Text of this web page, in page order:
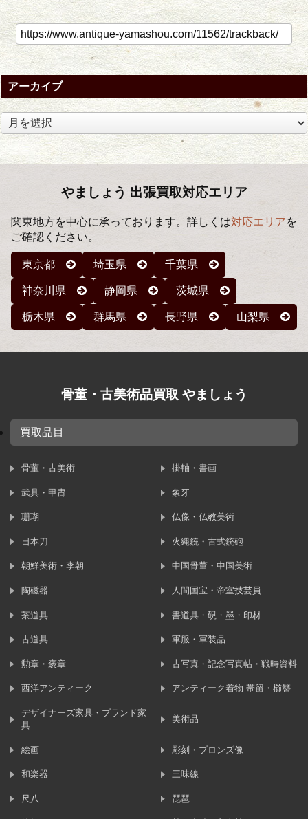
アーカイブ
ア
ー
イ
やましょう 出張買取対応エリア
関東地方を中心に承っております。詳しくは対応エリアを
ご確認ください。
東京都 埼玉県 千葉県
神奈川県 静岡県 茨城県
栃木県 群馬県 長野県 山梨県
骨董・古美術品買取 やましょう
買取品目
骨董・古美術 掛軸・書画
武具・甲冑 象牙
珊瑚 仏像・仏教美術
日本刀 火縄銃・古式銃砲
朝鮮美術・李朝 中国骨董・中国美術
陶磁器 人間国宝・帝室技芸員
茶道具 書道具・硯・墨・印材
古道具 軍服・軍装品
勲章・褒章 古写真・記念写真帖・戦時資料
西洋アンティーク アンティーク着物 帯留・櫛簪
デザイナーズ家具・ブランド家
具
美術品
絵画 彫刻・ブロンズ像
和楽器 三味線
尺八 琵琶